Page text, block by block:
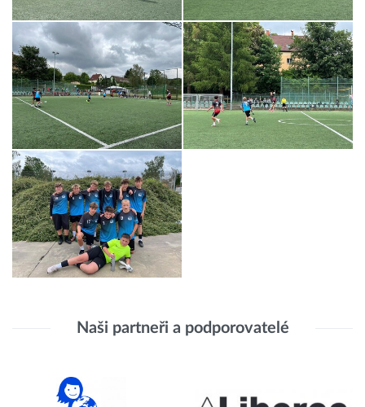
Naši partneři a podporovatelé